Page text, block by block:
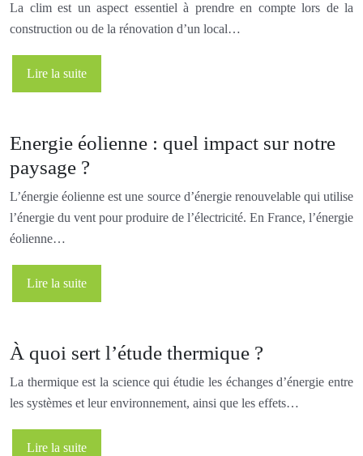
La clim est un aspect essentiel à prendre en compte lors de la
construction ou de la rénovation d’un local…
Lire la suite
Energie éolienne : quel impact sur notre
paysage ?
L’énergie éolienne est une source d’énergie renouvelable qui utilise
l’énergie du vent pour produire de l’électricité. En France, l’énergie
éolienne…
Lire la suite
À quoi sert l’étude thermique ?
La thermique est la science qui étudie les échanges d’énergie entre
les systèmes et leur environnement, ainsi que les effets…
Lire la suite